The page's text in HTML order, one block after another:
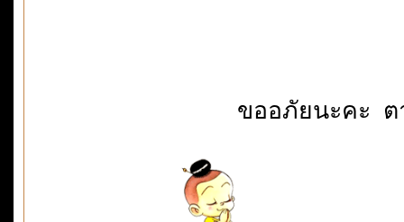
ขออภัยนะคะ ต